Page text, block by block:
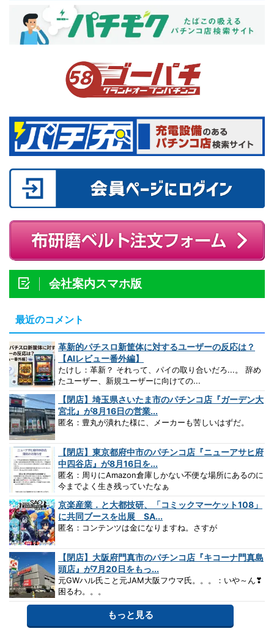
会社案内スマホ版
最近のコメント
革新的パチスロ新筐体に対するユーザーの反応は？
【AIレビュー番外編】
たけし：革新？ それって、パイの取り合いだろ...。 辞め
たユーザー、新規ユーザーに向けての...
【閉店】埼玉県さいたま市のパチンコ店『ガーデン大
宮北』が8月16日の営業...
匿名：豊丸が潰れた様に、メーカーも苦しいはずだ。
【閉店】東京都府中市のパチンコ店『ニューアサヒ府
中四谷店』が8月16日を...
匿名：周りにAmazon倉庫しかない不便な場所にあるのに
今までよく生き残っていたなぁ
京楽産業．と大都技研、「コミックマーケット108」
に共同ブースを出展 SA...
匿名：コンテンツは金になりますね。さすが
【閉店】大阪府門真市のパチンコ店『キコーナ門真島
頭店』が7月20日をもっ...
元GWハル氏こと元JAM大阪フウマ氏。。。：いや～ん❣
困るわ。。。
もっと見る